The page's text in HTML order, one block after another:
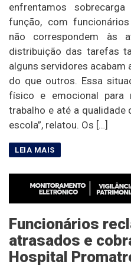
enfrentamos
função, com
não correspondem às
distribuição das tarefas
alguns servidores acabam
do que outros. Essa
físico e emocional para
trabalho e até a qualidade
escola”, relatou. Os […]
Funcionários
atrasados e
Hospital